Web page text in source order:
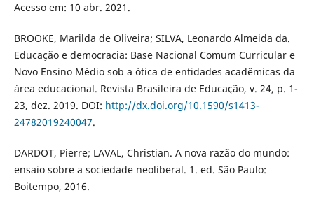
Acesso em: 10 abr. 2021.
BROOKE, Marilda de Oliveira; SILVA, Leonardo Almeida da.
Educação e democracia: Base Nacional Comum Curricular e
Novo Ensino Médio sob a ótica de entidades acadêmicas da
área educacional. Revista Brasileira de Educação, v. 24, p. 1-
23, dez. 2019. DOI: http://dx.doi.org/10.1590/s1413-
24782019240047.
DARDOT, Pierre; LAVAL, Christian. A nova razão do mundo:
ensaio sobre a sociedade neoliberal. 1. ed. São Paulo:
Boitempo, 2016.